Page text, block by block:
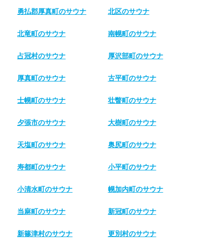
勇払郡厚真町のサウナ 北区のサウナ
北竜町のサウナ 南幌町のサウナ
占冠村のサウナ 厚沢部町のサウナ
厚真町のサウナ 古平町のサウナ
士幌町のサウナ 壮瞥町のサウナ
夕張市のサウナ 大樹町のサウナ
天塩町のサウナ 奥尻町のサウナ
寿都町のサウナ 小平町のサウナ
小清水町のサウナ 幌加内町のサウナ
当麻町のサウナ 新冠町のサウナ
新篠津村のサウナ 更別村のサウナ